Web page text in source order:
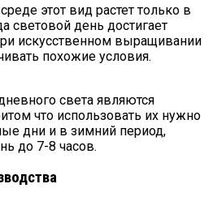
этот вид растет только в
световой день достигает
искусственном выращивании
похожие условия.
света являются
что использовать их нужно
дни и в зимний период,
до 7-8 часов.